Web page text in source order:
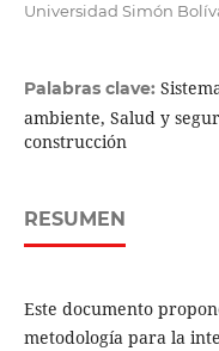
Universidad Simón
Palabras clave:
ambiente, Salud y
construcción
RESUMEN
Este documento
metodología para la